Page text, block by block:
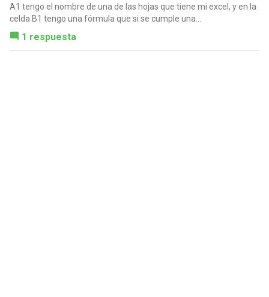
A1 tengo el nombre de una de las hojas que tiene mi excel, y en la
celda B1 tengo una fórmula que si se cumple una...
1 respuesta